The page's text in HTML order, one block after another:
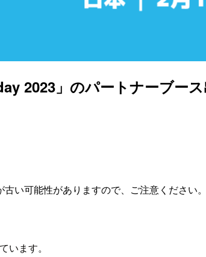
2023」のパートナーブー
い可能性がありますので、ご注意ください。
います。